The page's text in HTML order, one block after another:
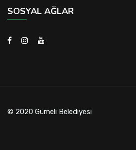
SOSYAL AĞLAR
© 2020 Gümeli Belediyesi